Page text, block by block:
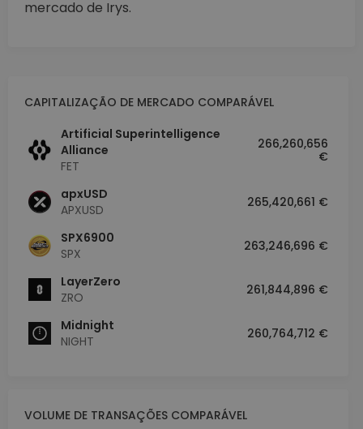
mercado de Irys.
CAPITALIZAÇÃO DE MERCADO COMPARÁVEL
Artificial Superintelligence
Alliance
FET
266,260,656
€
apxUSD
APXUSD
265,420,661 €
SPX6900
SPX
263,246,696 €
LayerZero
ZRO
261,844,896 €
Midnight
NIGHT
260,764,712 €
VOLUME DE TRANSAÇÕES COMPARÁVEL